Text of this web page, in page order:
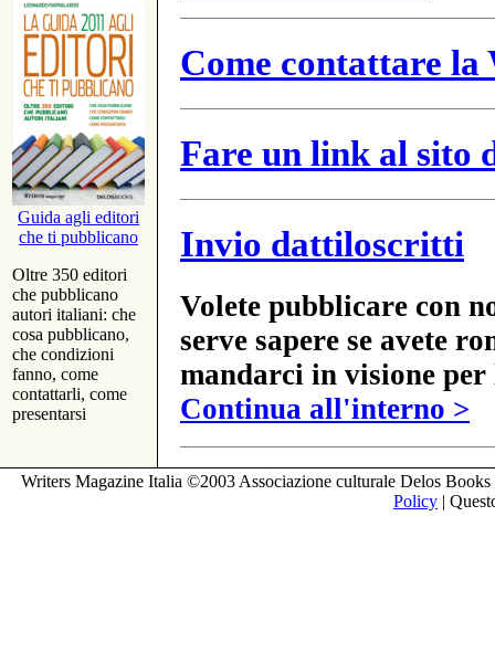
Guida agli editori
che ti pubblicano
Oltre 350 editori
che pubblicano
autori italiani: che
cosa pubblicano,
che condizioni
fanno, come
contattarli, come
presentarsi
Come contattare
Fare un link al sito
Invio dattiloscritti
Volete pubblicare con
serve sapere se avete
mandarci in visione
Continua all'interno >
Writers Magazine Italia ©2003 Associazione culturale Delos
Policy |